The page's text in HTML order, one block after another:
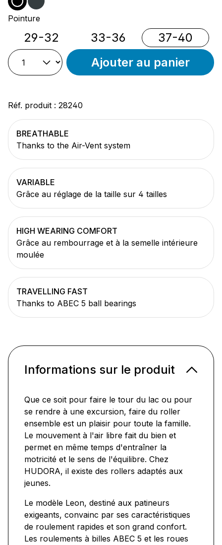
noiranthracite
Sélectionnez
Pointure
29-32 33-36
37-40
Ajouter au panier
Réf. produit : 28240
BREATHABLE
Thanks to the Air-Vent system
VARIABLE
Grâce au réglage de la taille sur 4 tailles
HIGH WEARING COMFORT
Grâce au rembourrage et à la semelle intérieure
moulée
TRAVELLING FAST
Thanks to ABEC 5 ball bearings
Informations sur le produit
Que ce soit pour faire le tour du lac ou pour
se rendre à une excursion, faire du roller
ensemble est un plaisir pour toute la famille.
Le mouvement à l'air libre fait du bien et
permet en même temps d'entraîner la
motricité et le sens de l'équilibre. Chez
HUDORA, il existe des rollers adaptés aux
jeunes.
Le modèle Leon, destiné aux patineurs
exigeants, convainc par ses caractéristiques
de roulement rapides et son grand confort.
Les roulements à billes ABEC 5 et les roues